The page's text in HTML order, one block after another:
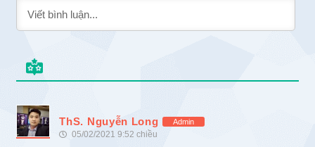
ThS. Nguyễn Long Admin
05/02/2021 9:52 chiều